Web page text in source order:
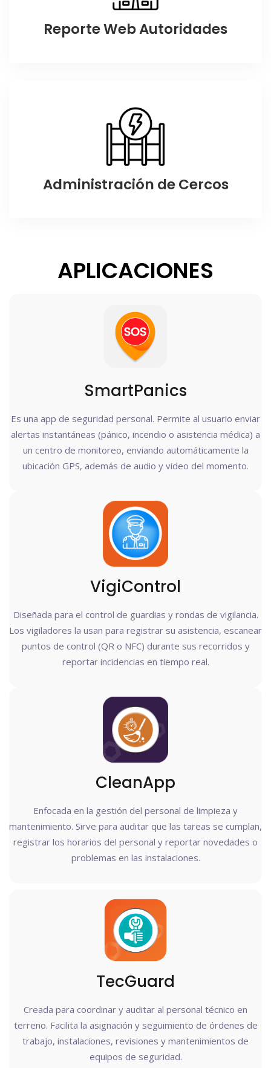
Reporte Web Autoridades
Administración de Cercos
APLICACIONES
SmartPanics
Es una app de seguridad personal. Permite al usuario enviar
alertas instantáneas (pánico, incendio o asistencia médica) a
un centro de monitoreo, enviando automáticamente la
ubicación GPS, además de audio y video del momento.
VigiControl
Diseñada para el control de guardias y rondas de vigilancia.
Los vigiladores la usan para registrar su asistencia, escanear
puntos de control (QR o NFC) durante sus recorridos y
reportar incidencias en tiempo real.
CleanApp
Enfocada en la gestión del personal de limpieza y
mantenimiento. Sirve para auditar que las tareas se cumplan,
registrar los horarios del personal y reportar novedades o
problemas en las instalaciones.
TecGuard
Creada para coordinar y auditar al personal técnico en
terreno. Facilita la asignación y seguimiento de órdenes de
trabajo, instalaciones, revisiones y mantenimientos de
equipos de seguridad.